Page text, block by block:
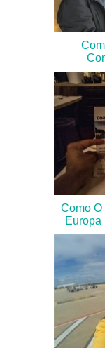
Como
Europa